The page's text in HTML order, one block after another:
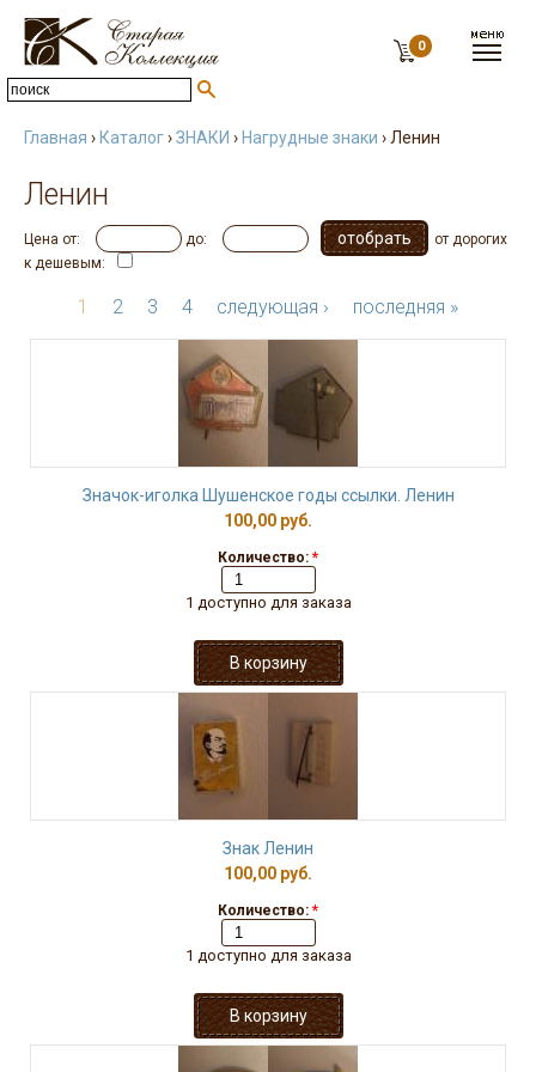
0
Главная › Каталог›ЗНАКИ › Нагрудные знаки › Ленин
Ленин
Цена от: до:
от дорогих
к дешевым:
1 2 3 4 следующая › последняя »
Значок-иголка Шушенское годы ссылки. Ленин
100,00 руб.
Количество: *
1 доступно для заказа
Знак Ленин
100,00 руб.
Количество: *
1 доступно для заказа